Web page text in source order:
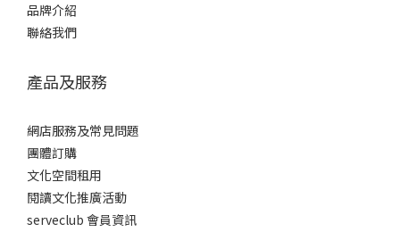
品牌介紹
聯絡我們
產品及服務
網店服務及常見問題
團體訂購
文化空間租用
閱讀文化推廣活動
serveclub 會員資訊